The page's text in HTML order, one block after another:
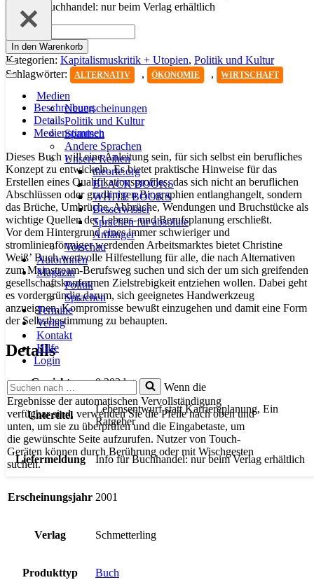
Navigationsmenü
Navigationsmenü
Medien
Neuerscheinungen
Politik und Kultur
Spanisch
Andere Sprachen
Unsere Reihen
theorie.org
BLACK BOOKS
WHITE BOOKS
Besserwisser
Sprachen für absolute
Anfänger
Vorschau
AutorInnen
Magazin
Politik
Sprachen
Termine
Verlag
Kontakt
Hilfe
Login
Suchen
nach …
Wenn die
Ergebnisse der automatischen Vervollständigung
verfügbar sind, verwenden Sie die Pfeile nach oben und
unten, um sie zu überprüfen und die Eingabetaste, um
die gewünschte Seite aufzurufen. Nutzer von Touch-
Geräten können durch Berührung oder mit Wischgesten
suchen.
Info für Buchhandel: nur beim Verlag erhältlich
«Links»
im
Arbeitsmarkt
Menge
In den Warenkorb
Kategorien: Kapitalismuskritik + Utopien, Politik und Kultur
Schlagwörter:
ALTERNATIV , ÖKONOMIE , WIRTSCHAFT
Beschreibung
Details
Medienstimmen
Dieses Buch will eine Anleitung sein, für sich selbst ein berufliches
Konzept zu entwickeln. Es bietet praktische Hinweise für das
Erstellen eines Qualifikationsprofiles, das sich nicht an beruflichen
Abschlüssen oder gradlinigen Biographien entlanghangelt, sondern
das Brüche, Umbrüche, Abbrüche, Wendungen und Bruchstücke als
wichtige Quellen der Lebens- und Berufsplanung erschließt.
Vor dem Hintergrund eines immer schwieriger und
stromlinienförmiger werdenden Arbeitsmarktes bietet Christine
Weiß’ Buch wertvolle Hilfestellung für alle, die nach Alternativen
zum Mainstream-Berufsweg suchen und sich der um sich greifenden
gesellschaftskonformen Zielstrebigkeit entziehen wollen. Dabei geht
es vordergründig darum, sich geeignetes Handwerkzeug
anzueignen, Kompromisse bewußt einzugehen und damit eine Form
der Selbstbestimmung zu behaupten.
Details
Gewicht 0,203 kg
Untertitel
Lebensentwurf statt Karriereplanung, Ein
Ratgeber
Liefermeldung Info für Buchhandel: nur beim Verlag erhältlich
Erscheinungsjahr 2001
Verlag Schmetterling
Produkttyp Buch